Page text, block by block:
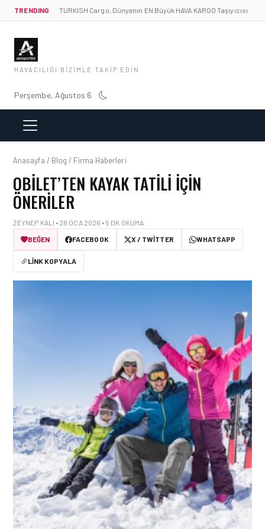
TRENDING TURKISH Cargo, Dünyanın EN Büyük HAVA KARGO Taşıyıcısı
HAVACILIĞI BIZIMLE TAKIP EDIN
Perşembe, Ağustos 6
Anasayfa / Blog / Firma Haberleri
OBILET’TEN KAYAK TATILI İÇIN
ÖNERILER
ZEYNEP KALI • 28 OCA 2026 • 5 DK OKUMA
BEĞEN
FACEBOOK X / TWITTER WHATSAPP
LINK KOPYALA